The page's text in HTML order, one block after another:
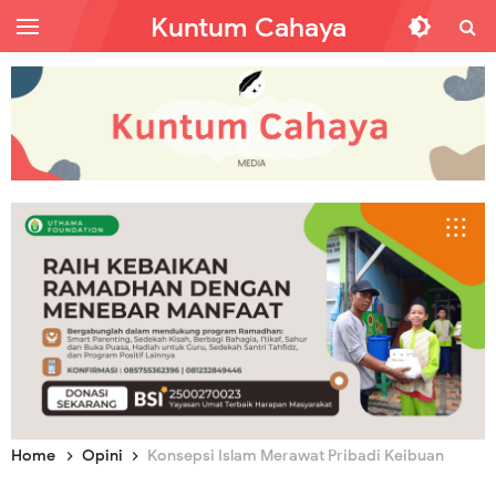
Kuntum Cahaya
Home Opini Konsepsi Islam Merawat Pribadi Keibuan